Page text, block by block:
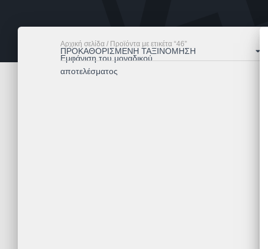
Αρχική σελίδα / Προϊόντα με ετικέτα “46”
Εμφάνιση του μοναδικού
αποτελέσματος